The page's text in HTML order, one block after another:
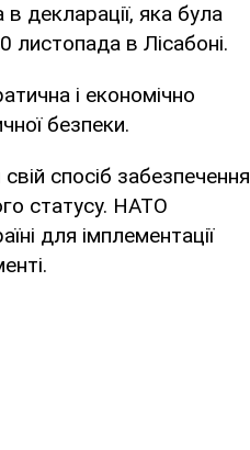
декларації, яка була
в Лісабоні.
і економічно
безпеки.
спосіб забезпечення
статусу. НАТО
для імплементації